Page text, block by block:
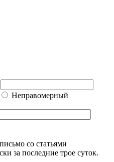
Неправомерный
со статьями
за последние трое суток.